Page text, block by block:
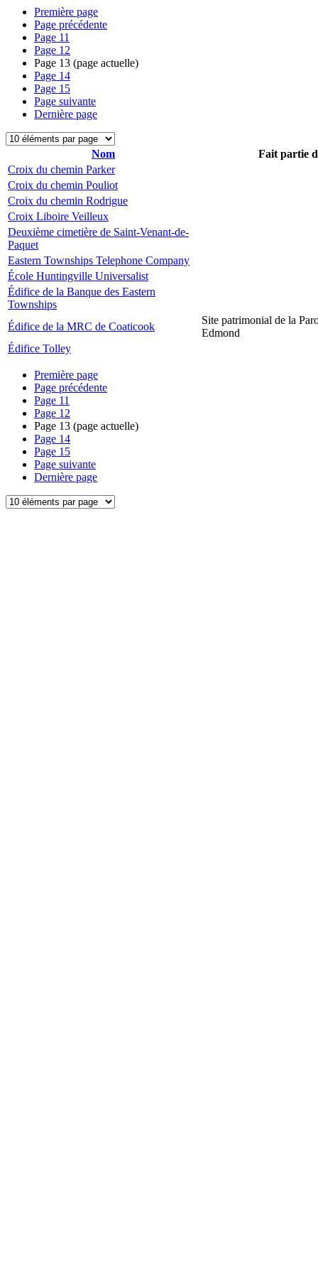
Première page
Page précédente
Page 11
Page 12
Page 13 (page actuelle)
Page 14
Page 15
Page suivante
Dernière page
Nom
Fait partie
Croix du chemin Parker
Croix du chemin Pouliot
Croix du chemin Rodrigue
Croix Liboire Veilleux
Deuxième cimetière de Saint-Venant-de-
Paquet
Eastern Townships Telephone Company
École Huntingville Universalist
Édifice de la Banque des Eastern
Townships
Édifice de la MRC de Coaticook
Site patrimonial de la
Edmond
Édifice Tolley
Première page
Page précédente
Page 11
Page 12
Page 13 (page actuelle)
Page 14
Page 15
Page suivante
Dernière page